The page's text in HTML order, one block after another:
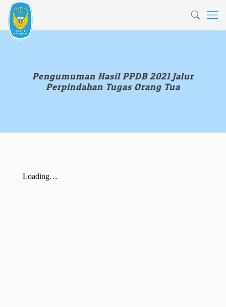
Pengumuman Hasil PPDB 2021 Jalur
Perpindahan Tugas Orang Tua